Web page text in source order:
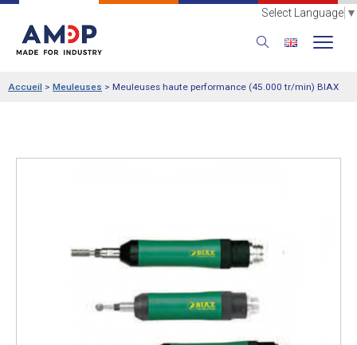
Select Language ▼
Accueil > Meuleuses > Meuleuses haute performance (45.000 tr/min) BIAX